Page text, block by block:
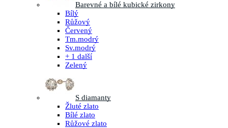
Barevné a bílé kubické zirkony
Bílý
Růžový
Červený
Tm.modrý
Sv.modrý
+ 1 další
Zelený
S diamanty
Žluté zlato
Bílé zlato
Růžové zlato